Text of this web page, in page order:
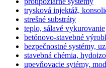
trysková injektáž,
strešné substráty
teplo, sálavé vykurovanie
betónovo-stavebné
bezpečnostné systémy,
stavebná chémia,
upevňovacie sytémy,